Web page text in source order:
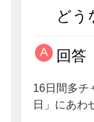
どう
回答
16日間多チ
日」にあわ